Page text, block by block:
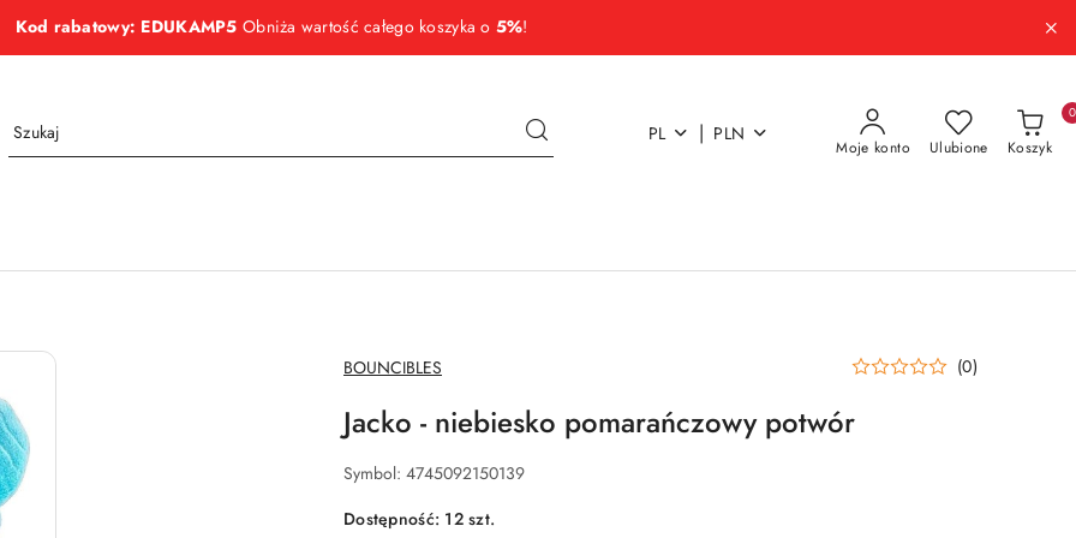
Kod rabatowy: EDUKAMP5 Obniża wartość całego koszyka o 5%!
PL | PLN
Moje konto Ulubione Koszyk
0
NAZWA
PRODUCENTA:
BOUNCIBLES (0)
Jacko - niebiesko pomarańczowy potwór
Symbol: 4745092150139
Dostępność: 12szt.